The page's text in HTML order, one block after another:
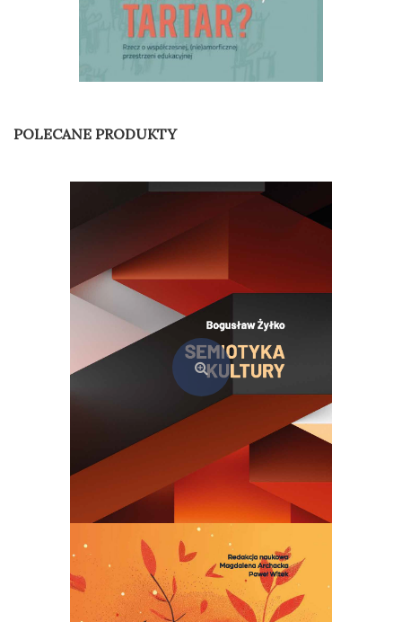
35,00
POLECANE PRODUKTY
Semiotyka kultury. Teoria i praktyka szkoły tartusko-moskiewskiej
69,00zł